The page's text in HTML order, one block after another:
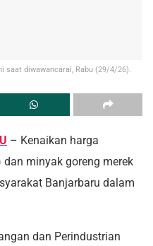
saat diwawancarai, Rabu (29/4/26).
– Kenaikan harga
dan minyak goreng merek
Banjarbaru dalam
dan Perindustrian